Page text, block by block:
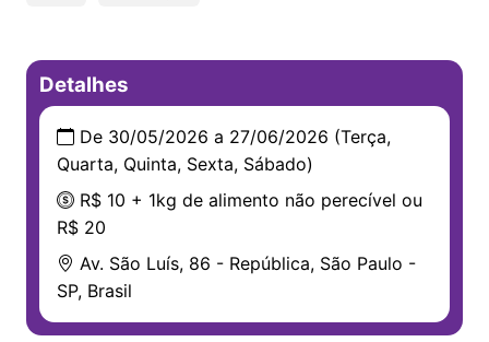
Detalhes
De 30/05/2026 a 27/06/2026 (Terça,
Quarta, Quinta, Sexta, Sábado)
R$ 10 + 1kg de alimento não perecível ou
R$ 20
Av. São Luís, 86 - República, São Paulo -
SP, Brasil